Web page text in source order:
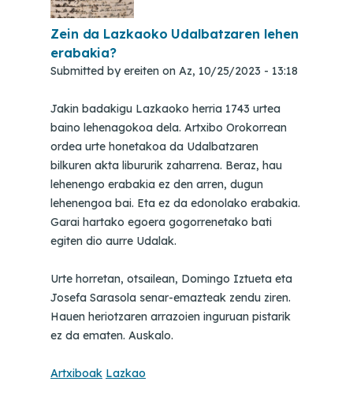
Zein da Lazkaoko Udalbatzaren lehen
erabakia?
Submitted byereiten on Az, 10/25/2023 - 13:18
Jakin badakigu Lazkaoko herria 1743 urtea
baino lehenagokoa dela. Artxibo Orokorrean
ordea urte honetakoa da Udalbatzaren
bilkuren akta libururik zaharrena. Beraz, hau
lehenengo erabakia ez den arren, dugun
lehenengoa bai. Eta ez da edonolako erabakia.
Garai hartako egoera gogorrenetako bati
egiten dio aurre Udalak.
Urte horretan, otsailean, Domingo Iztueta eta
Josefa Sarasola senar-emazteak zendu ziren.
Hauen heriotzaren arrazoien inguruan pistarik
ez da ematen. Auskalo.
Artxiboak Lazkao